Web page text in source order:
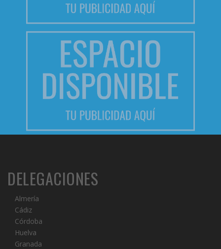
DELEGACIONES
Almería
Cádiz
Córdoba
Huelva
Granada